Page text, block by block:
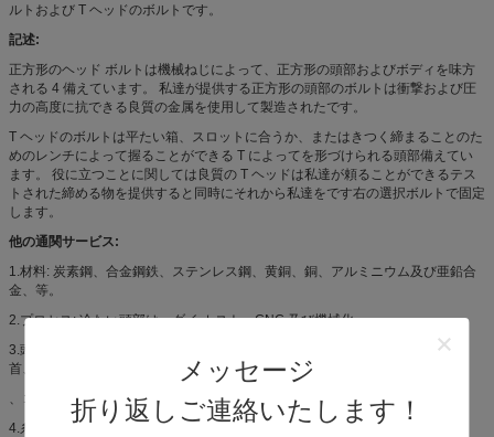
メッセージ
折り返しご連絡いたします！
ルトおよび T ヘッドのボルトです。
記述:
正方形のヘッド ボルトは機械ねじによって、正方形の頭部およびボディを味方
される 4 備えています。 私達が提供する正方形の頭部のボルトは衝撃および圧
力の高度に抗できる良質の金属を使用して製造されたです。
T ヘッドのボルトは平たい箱、スロットに合うか、またはきつく締まることのた
めのレンチによって握ることができる T によってを形づけられる頭部備えてい
ます。 役に立つことに関しては良質の T ヘッドは私達が頼ることができるテス
トされた締める物を提供すると同時にそれから私達をです右の選択ボルトで固定
します。
他の通関サービス:
1.材料: 炭素鋼、合金鋼鉄、ステンレス鋼、黄銅、銅、アルミニウム及び亜鉛合
金、等。
2.プロセス: 冷たい頭部は、ダイ カスト、CNC 及び機械化。
3.頭部: 六角形、六角形のフランジ、六角形のソケット、粥のヘッド正方形の
首、監視柵、正方形、T ヘッドのさら穴を開けられる平たい箱
、コップ、等。
4.糸: 顧客のデッサンまたはサンプルに従うさまざまな糸。